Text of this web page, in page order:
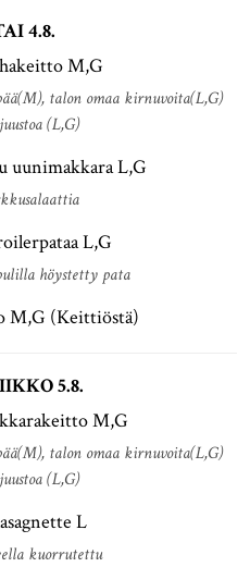
4.8.
M,G
talon omaa kirnuvoita(L,G)
(L,G)
uunimakkara L,G
L,G
höystetty pata
M,G (Keittiöstä)
5.8.
M,G
talon omaa kirnuvoita(L,G)
(L,G)
L
kuorrutettu